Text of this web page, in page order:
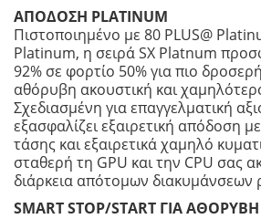
ΑΠΟΔΟΣΗ PLATINUM
Πιστοποιημένο με 80 PLUS@
Platinum, η σειρά SX Platnum
92% σε φορτίο 50% για πιο
αθόρυβη ακουστική και
Σχεδιασμένη για επαγγελματική
εξασφαλίζει εξαιρετική απόδοση
τάσης και εξαιρετικά χαμηλό
σταθερή τη GPU και την CPU σας
διάρκεια απότομων διακυμάνσεων
SMART STOP/START ΓΙΑ